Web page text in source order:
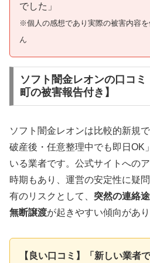
でした」
※個人の感想であり実際の被害内容
ん
ソフト闇金レオンの口コ
町の被害報告付き】
ソフト闇金レオンは比較的新規
破産後・任意整理中でも即日OK
いる業者です。公式サイトへの
時期もあり、運営の安定性に疑
有のリスクとして、 突然の連絡
無断譲渡が起きやすい傾向があり
【良い口コミ】「新しい業者